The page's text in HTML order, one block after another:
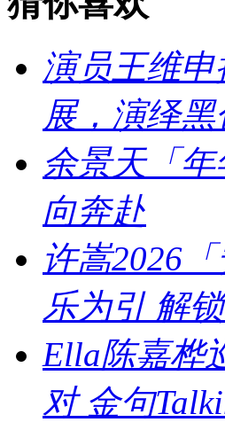
演员王维
展，演绎
余景天「
向奔赴
许嵩2026
乐为引 解
Ella陈嘉桦
对 金句